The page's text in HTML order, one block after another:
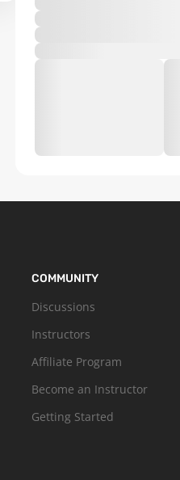
COMMUNITY
Discussions
Instructors
Affiliate Program
Become an Instructor
Getting Started